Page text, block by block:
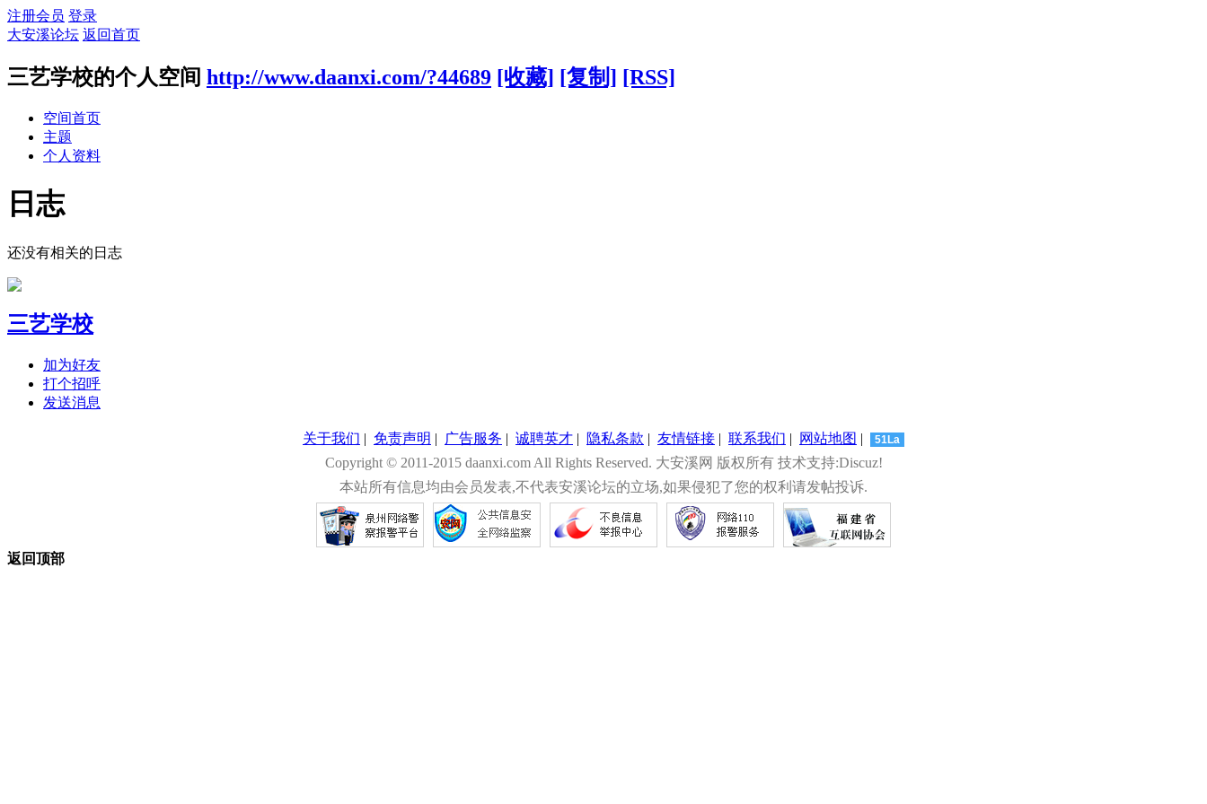
注册会员 登录
大安溪论坛 返回首页
三艺学校的个人空间 http://www.daanxi.com/?44689 [收藏] [复制] [RSS]
空间首页
主题
个人资料
日志
还没有相关的日志
三艺学校
加为好友
打个招呼
发送消息
关于我们 | 免责声明 | 广告服务 | 诚聘英才 | 隐私条款 | 友情链接 | 联系我们 | 网站地图 | 51La
Copyright © 2011-2015 daanxi.com All Rights Reserved. 大安溪网 版权所有 技术支持:Discuz!
本站所有信息均由会员发表,不代表安溪论坛的立场,如果侵犯了您的权利请发帖投诉.
返回顶部